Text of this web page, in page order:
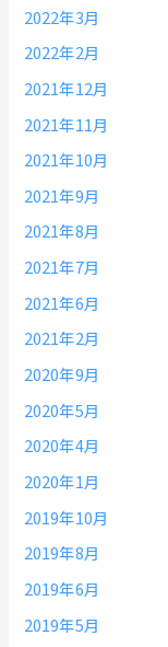
2022年3月
2022年2月
2021年12月
2021年11月
2021年10月
2021年9月
2021年8月
2021年7月
2021年6月
2021年2月
2020年9月
2020年5月
2020年4月
2020年1月
2019年10月
2019年8月
2019年6月
2019年5月